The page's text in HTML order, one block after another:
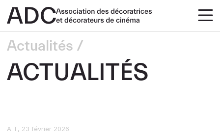
Actualités
ACTUALITÉS
A T 23 février 2026